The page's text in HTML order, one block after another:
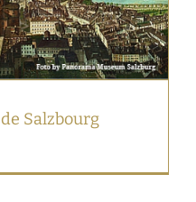
Salzbourg